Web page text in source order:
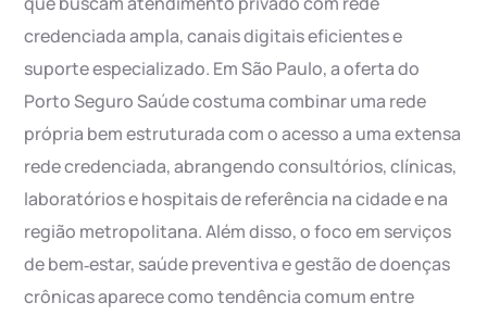
credenciada ampla, canais digitais eficientes e
suporte especializado. Em São Paulo, a oferta do
Porto Seguro Saúde costuma combinar uma rede
própria bem estruturada com o acesso a uma extensa
rede credenciada, abrangendo consultórios, clínicas,
laboratórios e hospitais de referência na cidade e na
região metropolitana. Além disso, o foco em serviços
de bem‑estar, saúde preventiva e gestão de doenças
crônicas aparece como tendência comum entre